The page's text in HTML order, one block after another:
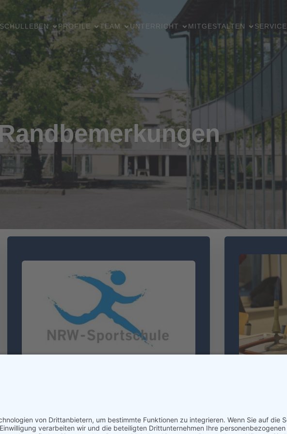
SCHULLEBEN PROFILE TEAM UNTERRICHT MITGESTALTEN SERVICE